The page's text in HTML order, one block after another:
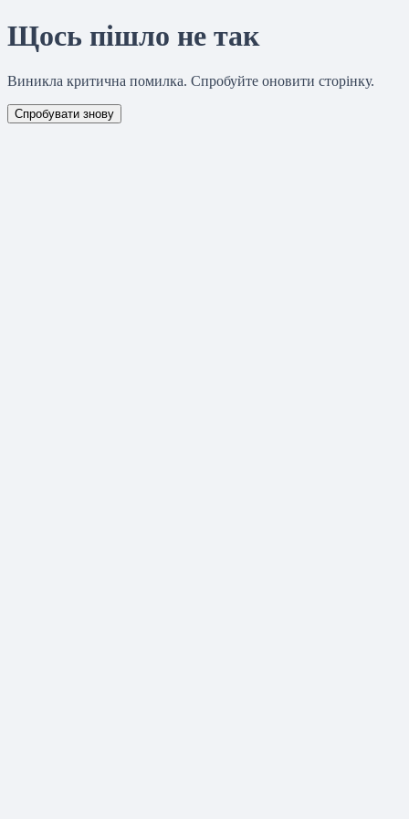
Щось пішло не так
Виникла критична помилка. Спробуйте оновити сторінку.
Спробувати знову